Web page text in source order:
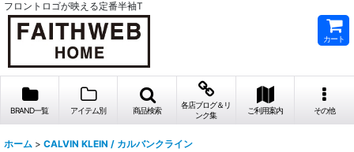
フロントロゴが映える定番半袖T
カート
BRAND一覧 アイテム別 商品検索
各店ブログ＆リ
ンク集
ご利用案内 その他
ホーム > CALVIN KLEIN / カルバンクライン